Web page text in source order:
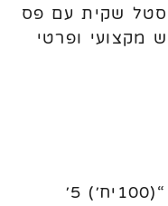
שקית עם פס
מקצועי ופרטי
היה הראשון לכתוב סקירה “(100יח׳) 5׳